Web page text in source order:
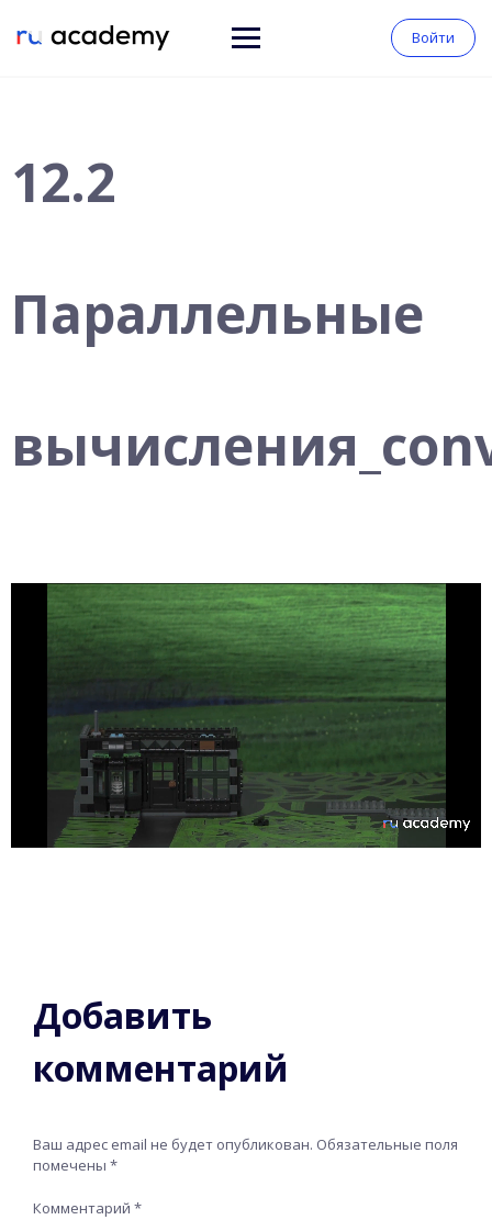
Войти
12.2
Параллельные
Добавить
комментарий
Ваш адрес email не будет опубликован. Обязательные поля
помечены *
Комментарий *